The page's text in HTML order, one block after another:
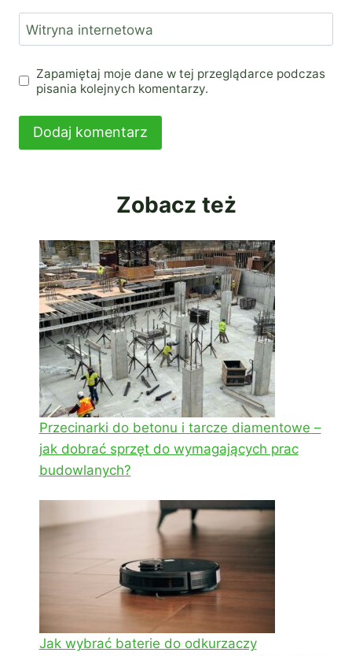
Witryna internetowa
Zapamiętaj moje dane w tej przeglądarce podczas
pisania kolejnych komentarzy.
Zobacz też
Przecinarki do betonu i tarcze diamentowe –
jak dobrać sprzęt do wymagających prac
budowlanych?
Jak wybrać baterie do odkurzaczy